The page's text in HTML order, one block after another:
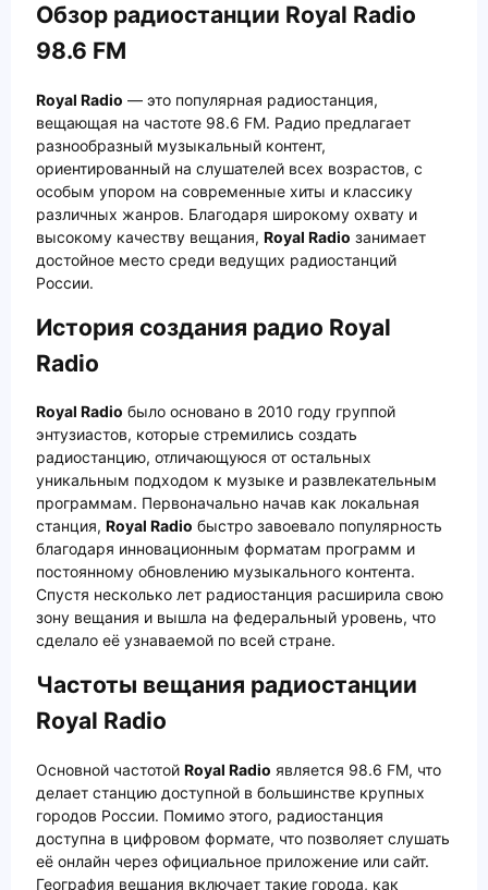
Обзор радиостанции Royal Radio
98.6 FM
Royal Radio — это популярная радиостанция,
вещающая на частоте 98.6 FM. Радио предлагает
разнообразный музыкальный контент,
ориентированный на слушателей всех возрастов, с
особым упором на современные хиты и классику
различных жанров. Благодаря широкому охвату и
высокому качеству вещания, Royal Radio занимает
достойное место среди ведущих радиостанций
России.
История создания радио Royal
Radio
Royal Radio было основано в 2010 году группой
энтузиастов, которые стремились создать
радиостанцию, отличающуюся от остальных
уникальным подходом к музыке и развлекательным
программам. Первоначально начав как локальная
станция, Royal Radio быстро завоевало популярность
благодаря инновационным форматам программ и
постоянному обновлению музыкального контента.
Спустя несколько лет радиостанция расширила свою
зону вещания и вышла на федеральный уровень, что
сделало её узнаваемой по всей стране.
Частоты вещания радиостанции
Royal Radio
Основной частотой Royal Radio является 98.6 FM, что
делает станцию доступной в большинстве крупных
городов России. Помимо этого, радиостанция
доступна в цифровом формате, что позволяет слушать
её онлайн через официальное приложение или сайт.
География вещания включает такие города, как